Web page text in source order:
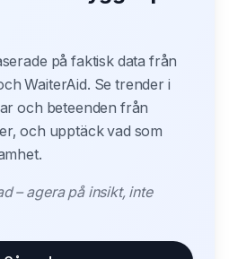
på faktisk data från
WaiterAid. Se trender i
och beteenden från
och upptäck vad som
– agera på insikt, inte